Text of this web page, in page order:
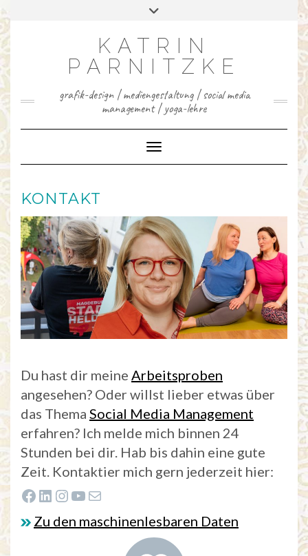
to
content
INSTAGRAM
FACEBOOK
LINKEDIN
KATRIN
PARNITZKE
grafik-design | mediengestaltung | social media
management | yoga-lehre
Toggle Navigation
KONTAKT
Du hast dir meine Arbeitsproben
angesehen? Oder willst lieber etwas über
das Thema Social Media Management
erfahren? Ich melde mich binnen 24
Stunden bei dir. Hab bis dahin eine gute
Zeit. Kontaktier mich gern jederzeit hier:
Zur Facebook-Fanseite von Katrin Parnitzke Zum LinkedIn-Profil von Katrin Parnitzke Zum Instagram-Profil von Katrin Parnitzke Zum YouTube-Kanal von Katrin Parnitzke E-Mail
Zu den maschinenlesbaren Daten